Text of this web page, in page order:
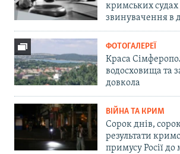
кримських судах
звинувачення в
ФОТОГАЛЕРЕЇ
Краса
водосховища та
довкола
ВІЙНА ТА КРИМ
Сорок днів,
результати
примусу Росії до